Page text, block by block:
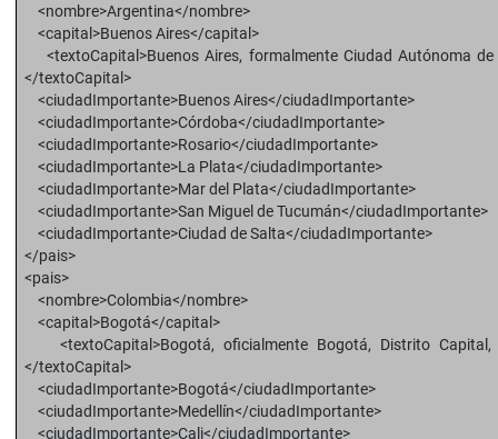
<nombre>Argentina</nombre>
<capital>Buenos Aires</capital>
<textoCapital>Buenos Aires, formalmente Ciudad Autónoma
</textoCapital>
<ciudadImportante>Buenos Aires</ciudadImportante>
<ciudadImportante>Córdoba</ciudadImportante>
<ciudadImportante>Rosario</ciudadImportante>
<ciudadImportante>La Plata</ciudadImportante>
<ciudadImportante>Mar del Plata</ciudadImportante>
<ciudadImportante>San Miguel de Tucumán</ciudadImportante>
<ciudadImportante>Ciudad de Salta</ciudadImportante>
</pais>
<pais>
<nombre>Colombia</nombre>
<capital>Bogotá</capital>
<textoCapital>Bogotá, oficialmente Bogotá, Distrito
</textoCapital>
<ciudadImportante>Bogotá</ciudadImportante>
<ciudadImportante>Medellín</ciudadImportante>
<ciudadImportante>Cali</ciudadImportante>